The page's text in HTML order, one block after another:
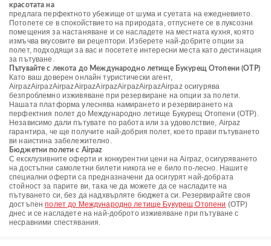
красотата на
предлага перфектното убежище от шума и суетата на ежедневието.
Потопете се в спокойствието на природата, отпуснете се в луксозни
помещения за настаняване и се насладете на местната кухня, която
измъчва вкусовите ви рецептори. Изберете най-добрите опции за
полет, подходящи за вас и посетете интересни места като дестинация
за пътуване.
Пътувайте с лекота до Международно летище Букурещ Отопени (OTP)
Като ваш доверен онлайн туристически агент,
AirpazAirpazAirpazAirpazAirpazAirpazAirpazAirpaz осигурява
безпроблемно изживяване при резервиране на опции за полети.
Нашата платформа улеснява намирането и резервирането на
перфектния полет до Международно летище Букурещ Отопени (OTP).
Независимо дали пътувате по работа или за удоволствие, Airpaz
гарантира, че ще получите най-добрия полет, което прави пътуването
ви наистина забележително.
Бюджетни полети с Airpaz
С ексклузивните оферти и конкурентни цени на Airpaz, осигуряването
на достъпни самолетни билети никога не е било по-лесно. Нашите
специални оферти са предназначени да осигурят най-добрата
стойност за парите ви, така че да можете да се насладите на
пътуването си, без да надхвърляте бюджета си. Резервирайте своя
достъпенполет до Международно летище Букурещ Отопени (OTP)
днес и се насладете на най-доброто изживяване при пътуване с
несравними спестявания.